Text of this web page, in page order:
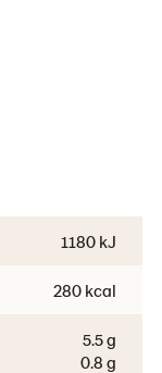
1180 kJ
280 kcal
5.5 g
0.8 g